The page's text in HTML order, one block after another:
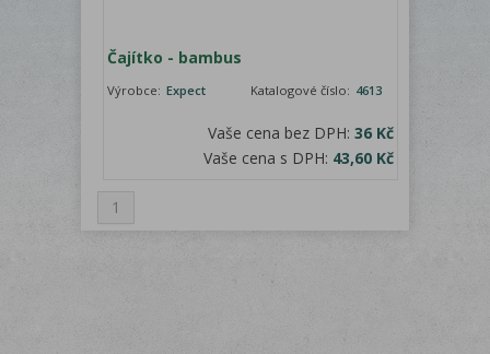
Čajítko - bambus
Výrobce: Expect Katalogové číslo: 4613
Vaše cena bez DPH:36 Kč
Vaše cena s DPH: 43,60 Kč
1